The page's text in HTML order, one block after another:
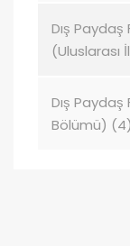
Dış
(Uluslarası
Dış
Bölümü)